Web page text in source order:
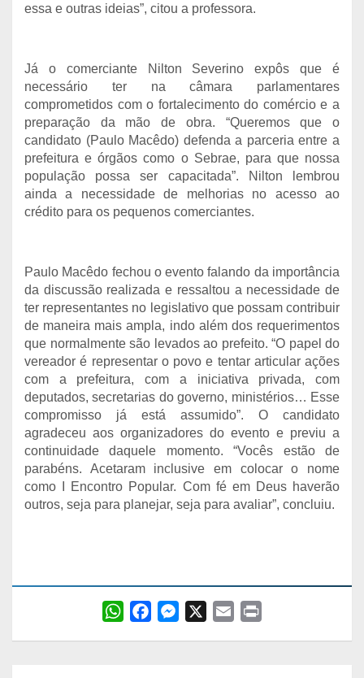
essa e outras ideias”, citou a professora.
Já o comerciante Nilton Severino expôs que é
necessário ter na câmara parlamentares
comprometidos com o fortalecimento do comércio e a
preparação da mão de obra. “Queremos que o
candidato (Paulo Macêdo) defenda a parceria entre a
prefeitura e órgãos como o Sebrae, para que nossa
população possa ser capacitada”. Nilton lembrou
ainda a necessidade de melhorias no acesso ao
crédito para os pequenos comerciantes.
Paulo Macêdo fechou o evento falando da importância
da discussão realizada e ressaltou a necessidade de
ter representantes no legislativo que possam contribuir
de maneira mais ampla, indo além dos requerimentos
que normalmente são levados ao prefeito. “O papel do
vereador é representar o povo e tentar articular ações
com a prefeitura, com a iniciativa privada, com
deputados, secretarias do governo, ministérios… Esse
compromisso já está assumido”. O candidato
agradeceu aos organizadores do evento e previu a
continuidade daquele momento. “Vocês estão de
parabéns. Acetaram inclusive em colocar o nome
como I Encontro Popular. Com fé em Deus haverão
outros, seja para planejar, seja para avaliar”, concluiu.
W